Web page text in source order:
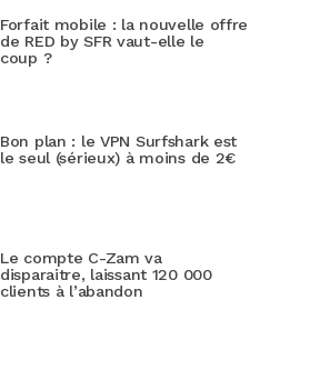
Forfait mobile : la nouvelle offre
de RED by SFR vaut-elle le
coup ?
Bon plan : le VPN Surfshark est
le seul (sérieux) à moins de 2€
Le compte C-Zam va
disparaitre, laissant 120 000
clients à l’abandon